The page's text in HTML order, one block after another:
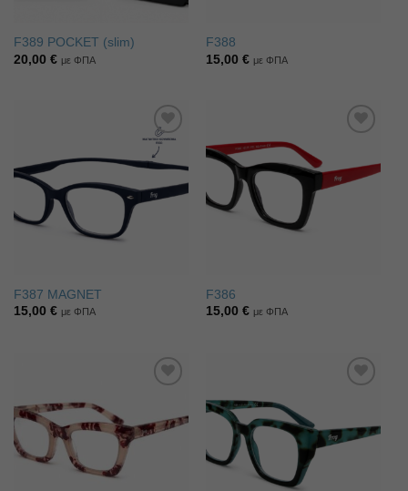
F389 POCKET (slim)
20,00 € με ΦΠΑ
F388
15,00€ με ΦΠΑ
Πρόσθήκη
στην λίστα
επιθυμιών
F387 MAGNET
15,00 € με ΦΠΑ
στην λίστα
επιθυμιών
F386
15,00€ με ΦΠΑ
επιθυμιών
επιθυμιών